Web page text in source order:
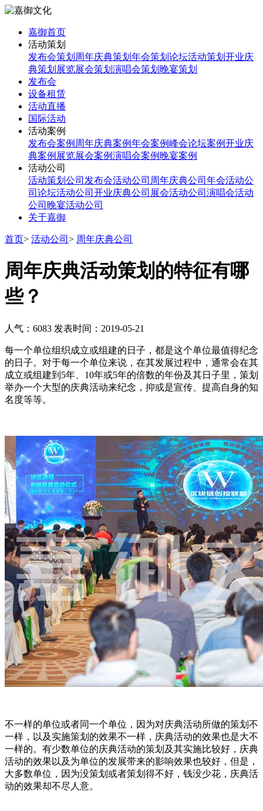
嘉御首页
活动策划
发布会策划 周年庆典策划 年会策划 论坛活动策划 开业庆
典策划 展览展会策划 演唱会策划 晚宴策划
发布会
设备租赁
活动直播
国际活动
活动案例
发布会案例 周年庆典案例年会案例峰会论坛案例开业庆
典案例 展览展会案例演唱会案例 晚宴案例
活动公司
活动策划公司 发布会活动公司 周年庆典公司 年会活动公
司 论坛活动公司 开业庆典公司 展会活动公司 演唱会活动
公司 晚宴活动公司
关于嘉御
首页> 活动公司 > 周年庆典公司
周年庆典活动策划的特征有哪
些？
人气：6083 发表时间：2019-05-21
每一个单位组织成立或组建的日子，都是这个单位最值得纪念
的日子。对于每一个单位来说，在其发展过程中，通常会在其
成立或组建到5年、10年或5年的倍数的年份及其日子里，策划
举办一个大型的庆典活动来纪念，抑或是宣传、提高自身的知
名度等等。
不一样的单位或者同一个单位，因为对庆典活动所做的策划不
一样，以及实施策划的效果不一样，庆典活动的效果也是大不
一样的。有少数单位的庆典活动的策划及其实施比较好，庆典
活动的效果以及为单位的发展带来的影响效果也较好，但是，
大多数单位，因为没策划或者策划得不好，钱没少花，庆典活
动的效果却不尽人意。